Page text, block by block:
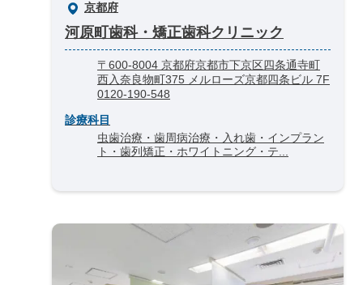
京都府
河原町歯科・矯正歯科クリニック
〒600-8004 京都府京都市下京区四条通寺町
西入奈良物町375 メルローズ京都四条ビル 7F
0120-190-548
診療科目
虫歯治療・歯周病治療・入れ歯・インプラン
ト・歯列矯正・ホワイトニング・テ...